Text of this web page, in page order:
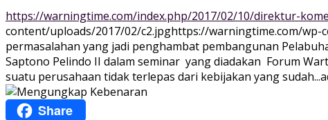
https://warningtime.com/index.php/2017/02/10/direktur-
content/uploads/2017/02/c2.jpghttps://warningtime.com/wp-
permasalahan yang jadi penghambat pembangunan
Saptono Pelindo II dalam seminar yang diadakan Forum
suatu perusahaan tidak terlepas dari kebijakan yang sudah...
Share